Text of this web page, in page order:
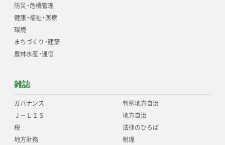
防災・危機管理
健康・福祉・医療
環境
まちづくり・建築
農林水産・通信
雑誌
ガバナンス
Ｊ－ＬＩＳ
税
地方財務
判例地方自治
地方自治
法律のひろば
税理